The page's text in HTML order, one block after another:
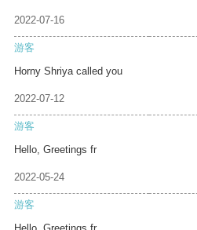
2022-07-16
游客
Horny Shriya called you
2022-07-12
游客
Hello, Greetings fr
2022-05-24
游客